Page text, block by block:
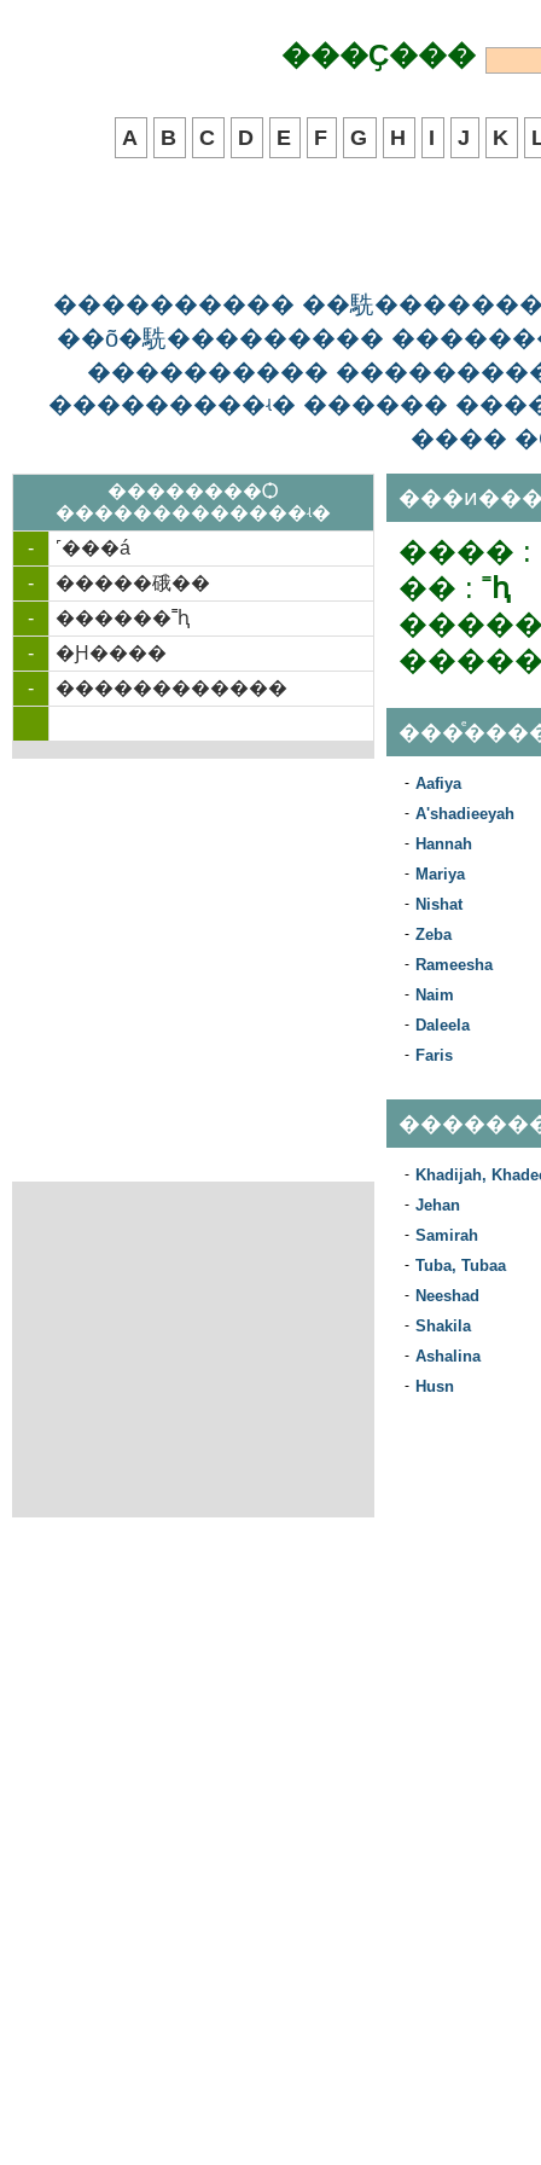
���Ҫ���
A B C D E F G H I J K
���������� ��駪
��õ�駪���������
����������
���������ʵ� ������
����
��������Ѻ
�������������ʵ�
-
˹���á
-
�����硪��
-
������˭ԧ
-
�Ԩ����
-
������������
���� :
�� : ˭ԧ
- Aafiya
- A'shadieeyah
- Hannah
- Mariya
- Nishat
- Zeba
- Rameesha
- Naim
- Daleela
- Faris
- Khadijah,
- Jehan
- Samirah
- Tuba, Tubaa
- Neeshad
- Shakila
- Ashalina
- Husn